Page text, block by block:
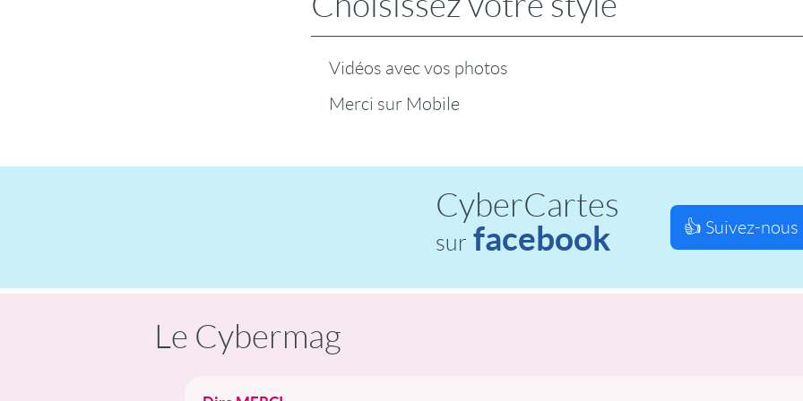
Vidéos avec vos photos
Merci sur Mobile
CyberCartes
sur facebook 👍 Suivez-nous
Le Cybermag